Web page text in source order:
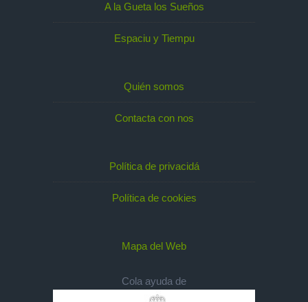
A la Gueta los Sueños
Espaciu y Tiempu
Quién somos
Contacta con nos
Política de privacidá
Política de cookies
Mapa del Web
Cola ayuda de